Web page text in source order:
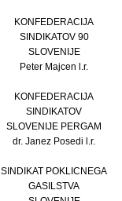
KONFEDERACIJA
SINDIKATOV 90
SLOVENIJE
Peter Majcen l.r.
KONFEDERACIJA
SINDIKATOV
SLOVENIJE PERGAM
dr. Janez Posedi l.r.
SINDIKAT POKLICNEGA
GASILSTVA